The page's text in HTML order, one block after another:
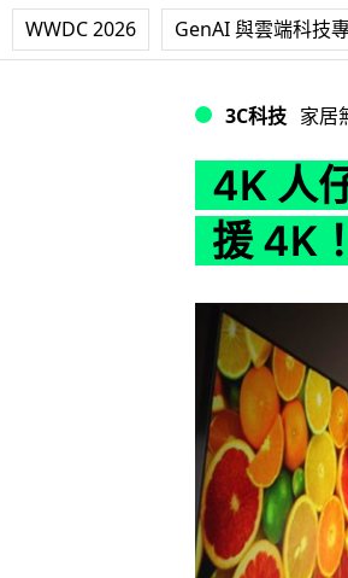
WWDC 2026 GenAI 與雲端科技
3C科技 家居
4K 人
援 4K